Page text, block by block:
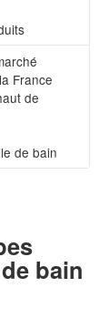
France
de
de bain
bain